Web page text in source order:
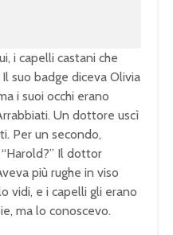
i capelli castani che
suo badge diceva Olivia
i suoi occhi erano
Un dottore uscì
Per un secondo,
Il dottor
più rughe in viso
vidi, e i capelli gli erano
ma lo conoscevo.